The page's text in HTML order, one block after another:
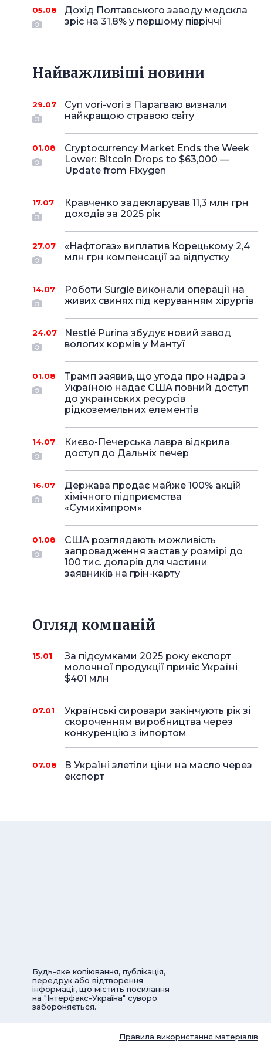
05.08
Дохід Полтавського заводу медскла
зріс на 31,8% у першому півріччі
Найважливіші новини
29.07
Суп vori-vori з Парагваю визнали
найкращою стравою світу
01.08
Cryptocurrency Market Ends the Week
Lower: Bitcoin Drops to $63,000 —
Update from Fixygen
17.07
Кравченко задекларував 11,3 млн грн
доходів за 2025 рік
27.07
«Нафтогаз» виплатив Корецькому 2,4
млн грн компенсації за відпустку
14.07
Роботи Surgie виконали операції на
живих свинях під керуванням хірургів
24.07
Nestlé Purina збудує новий завод
вологих кормів у Мантуї
01.08
Трамп заявив, що угода про надра з
Україною надає США повний доступ
до українських ресурсів
рідкоземельних елементів
14.07
Києво-Печерська лавра відкрила
доступ до Дальніх печер
16.07
Держава продає майже 100% акцій
хімічного підприємства
«Сумихімпром»
01.08
США розглядають можливість
запровадження застав у розмірі до
100 тис. доларів для частини
заявників на грін-карту
Огляд компаній
15.01
За підсумками 2025 року експорт
молочної продукції приніс Україні
$401 млн
07.01
Українські сировари закінчують рік зі
скороченням виробництва через
конкуренцію з імпортом
07.08
В Україні злетіли ціни на масло через
експорт
Будь-яке копіювання, публікація,
передрук або відтворення
інформації, що містить посилання
на "Інтерфакс-Україна" суворо
забороняється.
Правила використання матеріалів